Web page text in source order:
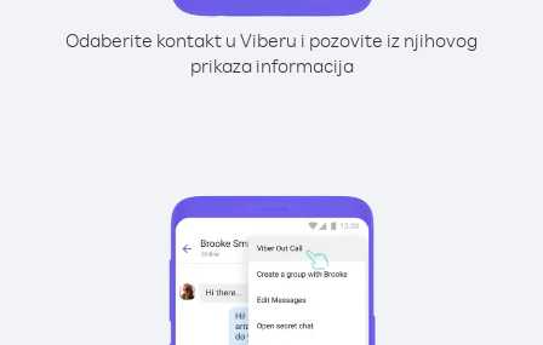
Odaberite kontakt u Viberu i pozovite iz njihovog
prikaza informacija